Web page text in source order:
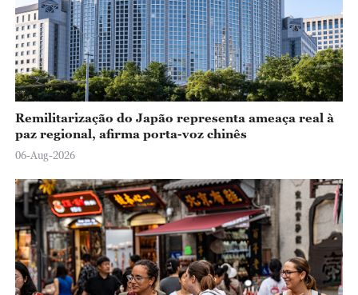
Remilitarização do Japão representa ameaça real à
paz regional, afirma porta-voz chinês
06-Aug-2026